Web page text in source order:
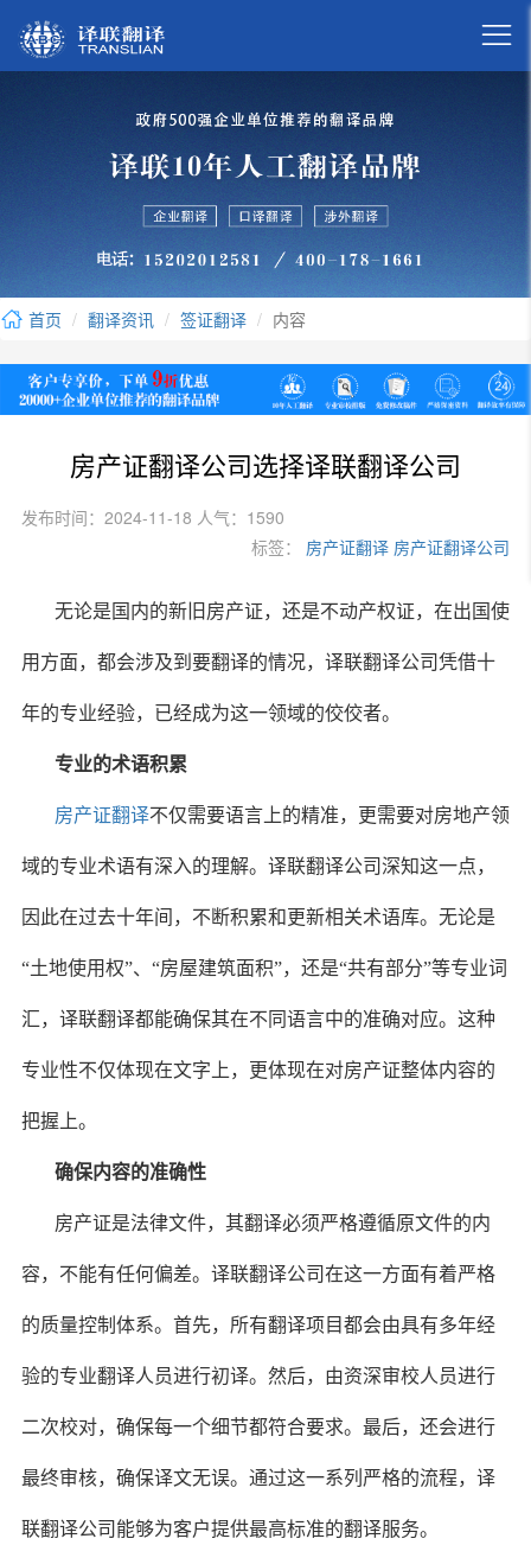

首页 翻译资讯 签证翻译 内容
房产证翻译公司选择译联翻译公司
发布时间：2024-11-18 人气：1590
标签：
房产证翻译 房产证翻译公司
无论是国内的新旧房产证，还是不动产权证，在出国使
用方面，都会涉及到要翻译的情况，译联翻译公司凭借十
年的专业经验，已经成为这一领域的佼佼者。
专业的术语积累
房产证翻译不仅需要语言上的精准，更需要对房地产领
域的专业术语有深入的理解。译联翻译公司深知这一点，
因此在过去十年间，不断积累和更新相关术语库。无论是
“土地使用权”、“房屋建筑面积”，还是“共有部分”等专业词
汇，译联翻译都能确保其在不同语言中的准确对应。这种
专业性不仅体现在文字上，更体现在对房产证整体内容的
把握上。
确保内容的准确性
房产证是法律文件，其翻译必须严格遵循原文件的内
容，不能有任何偏差。译联翻译公司在这一方面有着严格
的质量控制体系。首先，所有翻译项目都会由具有多年经
验的专业翻译人员进行初译。然后，由资深审校人员进行
二次校对，确保每一个细节都符合要求。最后，还会进行
最终审核，确保译文无误。通过这一系列严格的流程，译
联翻译公司能够为客户提供最高标准的翻译服务。